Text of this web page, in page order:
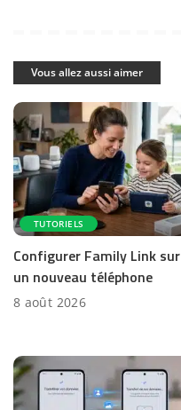
Vous allez aussi aimer
TUTORIELS
Configurer Family Link sur
un nouveau téléphone
8 août 2026